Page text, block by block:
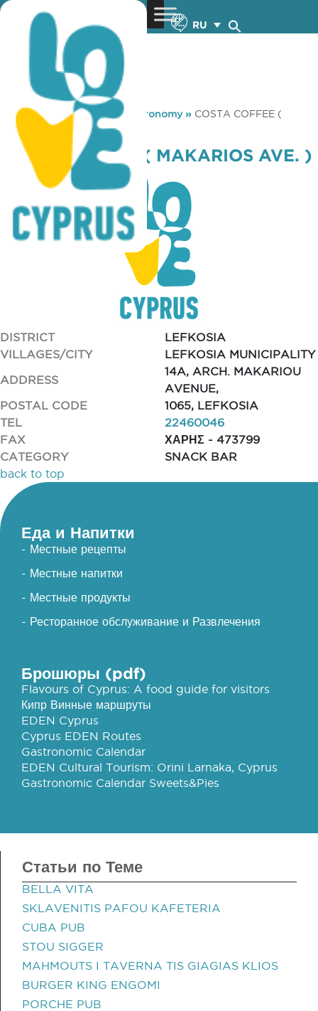
RU
You are here: Home »Gastronomy» COSTA COFFEE (
MAKARIOS AVE. )
COSTA COFFEE ( MAKARIOS AVE. )
DISTRICT
LEFKOSIA
VILLAGES/CITY
LEFKOSIA MUNICIPALITY
ADDRESS
14A, ARCH. MAKARIOU
AVENUE,
POSTAL CODE
1065, LEFKOSIA
TEL
22460046
FAX
ΧΑΡΗΣ - 473799
CATEGORY
SNACK BAR
back to top
Еда и Напитки
- Местные рецепты
- Местные напитки
- Местные продукты
- Ресторанное обслуживание и Развлечения
Брошюры (pdf)
Flavours of Cyprus: A food guide for visitors
Кипр Винные маршруты
EDEN Cyprus
Cyprus EDEN Routes
Gastronomic Calendar
EDEN Cultural Tourism: Orini Larnaka, Cyprus
Gastronomic Calendar Sweets&Pies
Статьи по Теме
BELLA VITA
SKLAVENITIS PAFOU KAFETERIA
CUBA PUB
STOU SIGGER
MAHMOUTS I TAVERNA TIS GIAGIAS KLIOS
BURGER KING ENGOMI
PORCHE PUB